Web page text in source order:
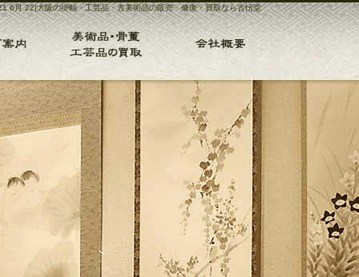
6月 22|大阪の掛軸・工芸品・古美術品の販売・修復・買取なら古忨堂